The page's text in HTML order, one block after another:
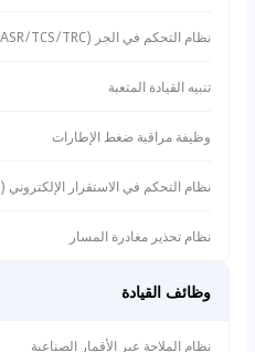
نظام التحكم في الجر (ASR/TCS/TRC إلخ)
تنبيه القيادة المتعبة
وظيفة مراقبة ضغط الإطارات
نظام التحكم في الاستقرار الإلكتروني (ESC/ESP/DSC إلخ)
نظام تحذير مغادرة المسار
وظائف القيادة
نظام الملاحة عبر الأقمار الصناعية